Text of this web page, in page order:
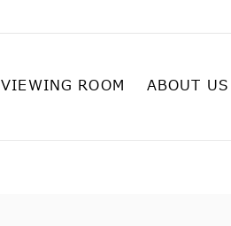
VIEWING ROOM ABOUT US